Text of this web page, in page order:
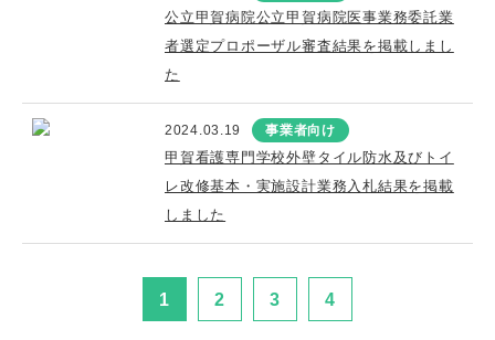
公立甲賀病院公立甲賀病院医事業務委託業
者選定プロポーザル審査結果を掲載しまし
た
2024.03.19 事業者向け
甲賀看護専門学校外壁タイル防水及びトイ
レ改修基本・実施設計業務入札結果を掲載
しました
1 2 3 4